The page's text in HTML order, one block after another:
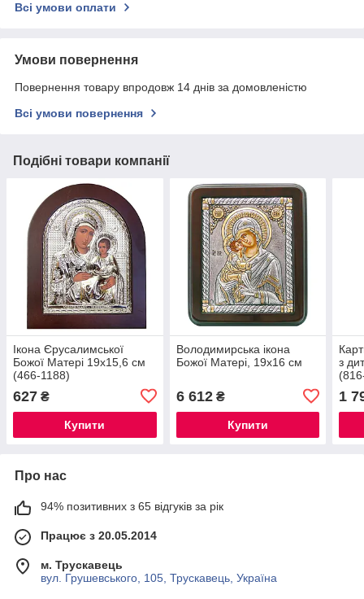
Всі умови оплати
Умови повернення
Повернення товару впродовж 14 днів за домовленістю
Всі умови повернення
Подібні товари компанії
Ікона Єрусалимської
Божої Матері 19х15,6 см
(466-1188)
627 ₴
Купити
Володимирська ікона
Божої Матері, 19х16 см
6 612₴
Купити
з
1
Про нас
94% позитивних з 65 відгуків за рік
Працює з 20.05.2014
м. Трускавець
вул. Грушевського, 105, Трускавець, Україна